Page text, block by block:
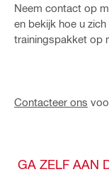
Neem contact op
en bekijk hoe u
trainingspakket op
Contacteer ons
GA ZELF AAN